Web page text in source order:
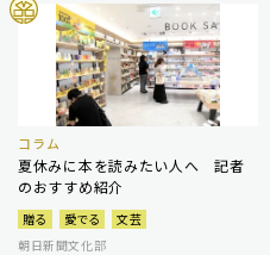
コラム
夏休みに本を読みたい人へ 記者
のおすすめ紹介
贈る 愛でる
文芸
朝日新聞文化部